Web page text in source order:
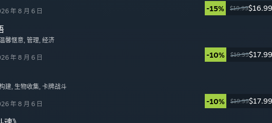
年 8 月 6 日 -15% $19.99$16.99
馨惬意, 管理, 经济
年 8 月 6 日 -10% $19.99$17.99
建, 生物收集, 卡牌战斗
年 8 月 6 日 -10% $19.99$17.99